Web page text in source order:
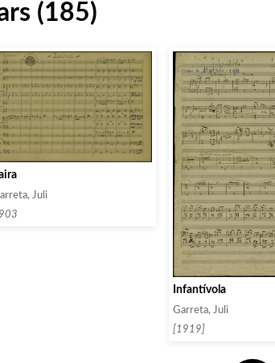
(185)
Juli
Infantívola
Garreta, Juli
[1919]